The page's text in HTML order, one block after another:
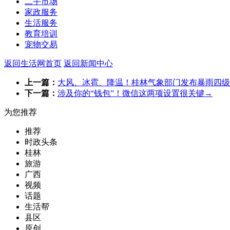
家政服务
生活服务
教育培训
宠物交易
返回生活网首页 返回新闻中心
上一篇： 大风、冰雹、降温！桂林气象部门发布暴雨四
下一篇： 涉及你的“钱包”！微信这两项设置很关键→
为您推荐
推荐
时政头条
桂林
旅游
广西
视频
话题
生活帮
县区
原创